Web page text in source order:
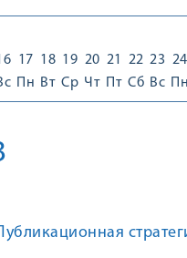
17
Пн
18
Вт
19
Ср
20
Чт
21
Пт
22
Сб
23
Вс
24